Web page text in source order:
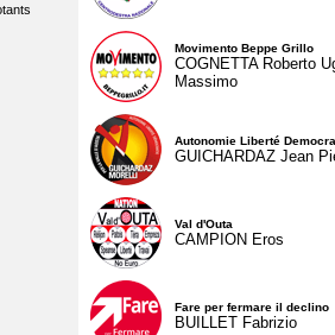
Movimento Beppe Grillo
COGNETTA Roberto
Massimo
Autonomie Liberté
GUICHARDAZ Jean
Val d'Outa
CAMPION Eros
Fare per fermare il declino
BUILLET Fabrizio